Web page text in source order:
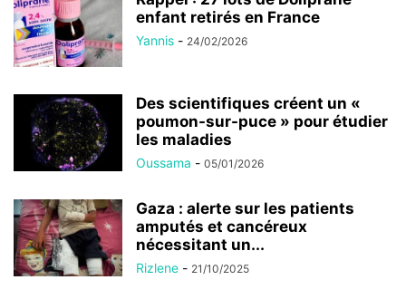
enfant retirés en France
Yannis - 24/02/2026
Des scientifiques créent un «
poumon-sur-puce » pour étudier
les maladies
Oussama - 05/01/2026
Gaza : alerte sur les patients
amputés et cancéreux
nécessitant un...
Rizlene - 21/10/2025